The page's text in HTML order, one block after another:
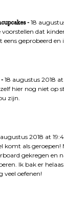
18
voorstellen dat
eens geprobeerd
18 augustus 2018 at
hier nog niet op
zijn.
2018 at
komt als geroepen!
gekregen en
Ik bak er
veel oefenen!